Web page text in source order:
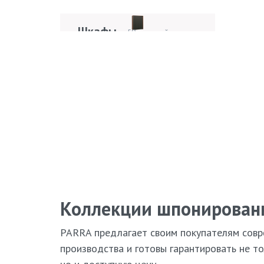
42 модели
Шкафы 59 моделей
Коллекции
PARRA предлагает своим покупателям
производства и готовы гарантировать не